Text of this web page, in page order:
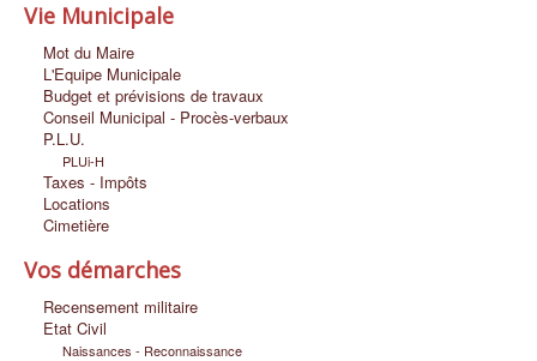
Découvrir MAZION
Vie Scolaire et Petite Enfance
Vie Economique
Vie Associative et Loisirs
Vie Sociale
Nous Contacter
Infos pratiques
Vie Municipale
Mot du Maire
L'Equipe Municipale
Budget et prévisions de travaux
Conseil Municipal - Procès-verbaux
P.L.U.
PLUi-H
Taxes - Impôts
Locations
Cimetière
Vos démarches
Recensement militaire
Etat Civil
Naissances - Reconnaissance